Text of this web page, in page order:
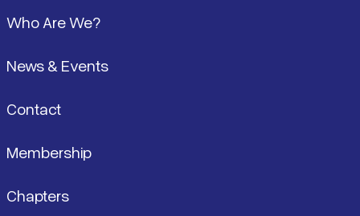
Who Are We?
News & Events
Contact
Membership
Chapters